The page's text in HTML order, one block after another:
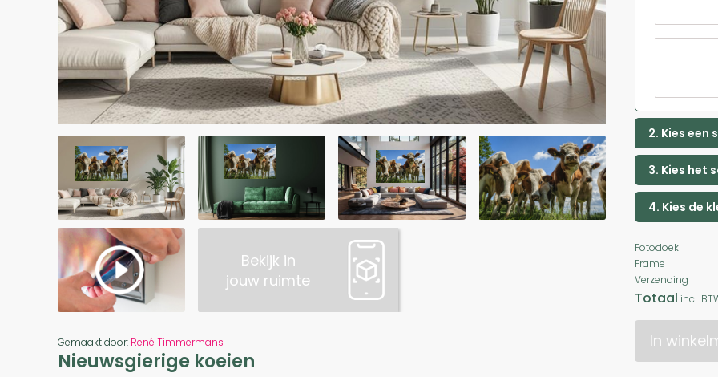
Bekijk in
jouw ruimte
Gemaakt door: René Timmermans
Nieuwsgierige koeien
2. Kies een
3. Kies het
4. Kies de
Fotodoek
Frame
Verzending
Totaal incl.
In